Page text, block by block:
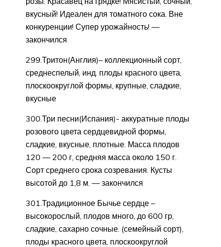
вкусный! Идеален для томатного сока. Вне
конкуренции! Супер урожайность! —
закончился
299.Тритон(Англия)– коллекционный сорт,
среднеспелый, инд. плоды красного цвета,
плоскоокруглой формы, крупные, сладкие,
вкусные
300.Три песни(Испания)- аккуратные плоды
розового цвета сердцевидной формы,
сладкие, вкусные, плотные. Масса плодов
120 — 200 г, средняя масса около 150 г.
Сорт среднего срока созревания. Кусты
высотой до 1,8 м. — закончился
301.Традиционное Бычье сердце –
высокорослый, плодов много, до 600 гр,
сладкие, сахарно сочные. (семейный сорт),
плоды красного цвета, плоскоокруглой